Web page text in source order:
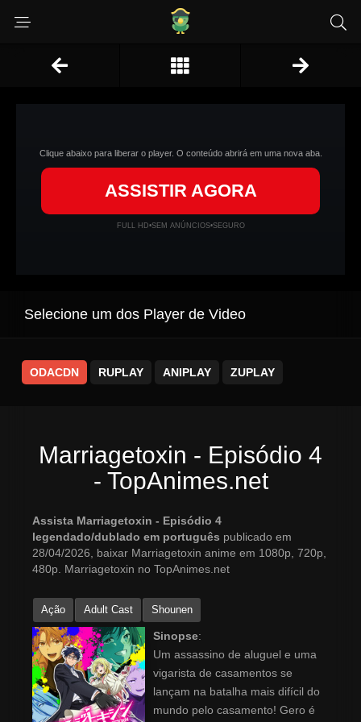
Clique abaixo para liberar o player. O conteúdo abrirá em uma nova aba.
ASSISTIR AGORA
FULL HD•SEM ANÚNCIOS•SEGURO
Selecione um dos Player de Video
ODACDN RUPLAY ANIPLAY ZUPLAY
Marriagetoxin - Episódio 4
- TopAnimes.net
Assista Marriagetoxin - Episódio 4
legendado/dublado em português publicado em
28/04/2026, baixar Marriagetoxin anime em 1080p, 720p,
480p. Marriagetoxin no TopAnimes.net
Ação Adult Cast Shounen
Sinopse:
Um assassino de aluguel e uma
vigarista de casamentos se
lançam na batalha mais difícil do
mundo pelo casamento! Gero é